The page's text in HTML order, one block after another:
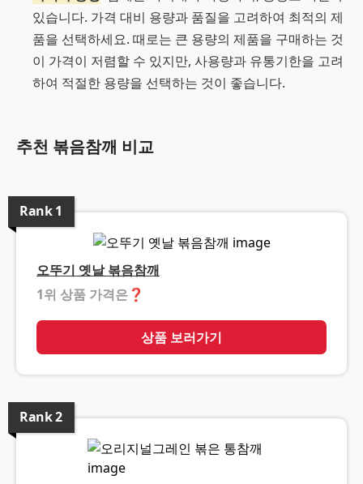
있습니다. 가격 대비 용량과 품질을 고려하여 최적의 제
품을 선택하세요. 때로는 큰 용량의 제품을 구매하는 것
이 가격이 저렴할 수 있지만, 사용량과 유통기한을 고려
하여 적절한 용량을 선택하는 것이 좋습니다.
추천 볶음참깨 비교
Rank1
오뚜기 옛날 볶음참깨
1위 상품 가격은 ❓
상품 보러가기
Rank2